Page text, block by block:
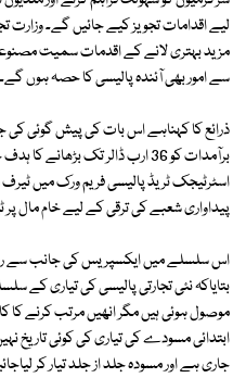
لیے اقدامات تجویز کیے جائیں گے۔
مزید بہتری لانے کے اقدمات سمیت
سے امور بھی آئندہ پالیسی کا حصہ ہوں گے۔
ذرائع کا کہناہے اس بات کی پیش گوئی
برآمدات کو 36 ارب ڈالر تک
اسٹرٹیجک ٹریڈ پالیسی فریم ورک میں
پیداواری شعبے کی ترقی کے لیے خام مال پر
اس سلسلے میں ایکسپریس کی جانب سے
بتایاکہ نئی تجارتی پالیسی کی تیاری کے
موصول ہوئی ہیں مگر انھیں مرتب کرنے کا
ابتدائی مسودے کی تیاری کی کوئی تاریخ
جاری ہے اور مسودہ جلد از جلد تیار کر